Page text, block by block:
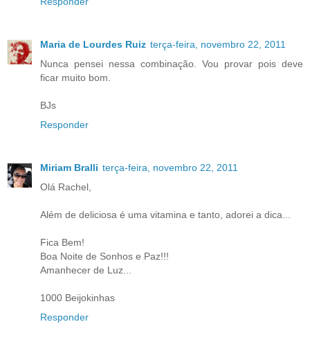
Maria de Lourdes Ruiz terça-feira, novembro 22, 2011
Nunca pensei nessa combinação. Vou provar pois deve
ficar muito bom.
BJs
Responder
Miriam Bralli terça-feira, novembro 22, 2011
Olá Rachel,
Além de deliciosa é uma vitamina e tanto, adorei a dica...
Fica Bem!
Boa Noite de Sonhos e Paz!!!
Amanhecer de Luz...
1000 Beijokinhas
Responder